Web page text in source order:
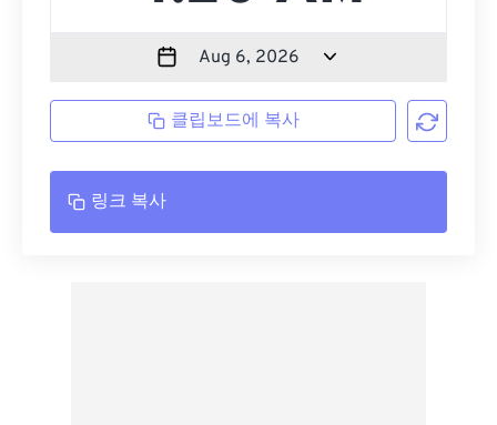
클립보드에 복사
링크 복사